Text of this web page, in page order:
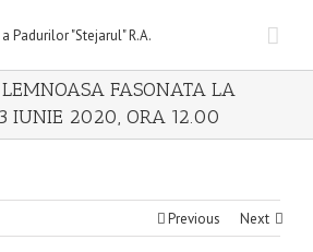
FASONATA LA
IUNIE 2020, ORA 12.00
Previous Next